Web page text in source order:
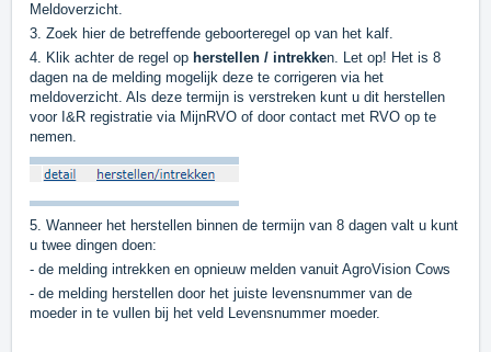
Meldoverzicht.
3. Zoek hier de betreffende geboorteregel op van het kalf.
4. Klik achter de regel op herstellen / intrekken. Let op! Het is 8
dagen na de melding mogelijk deze te corrigeren via het
meldoverzicht. Als deze termijn is verstreken kunt u dit herstellen
voor I&R registratie via MijnRVO of door contact met RVO op te
nemen.
5. Wanneer het herstellen binnen de termijn van 8 dagen valt u kunt
u twee dingen doen:
- de melding intrekken en opnieuw melden vanuit AgroVision Cows
- de melding herstellen door het juiste levensnummer van de
moeder in te vullen bij het veld Levensnummer moeder.